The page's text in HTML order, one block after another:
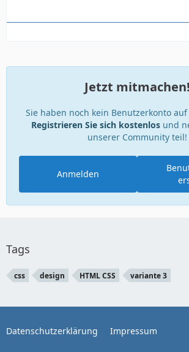
Jetzt mitmachen!
Sie haben noch kein Benutzerkonto
Registrieren Sie sich kostenlosund
unserer Community teil!
Anmelden
Tags
css design HTML CSS variante 3
Datenschutzerklärung Impressum